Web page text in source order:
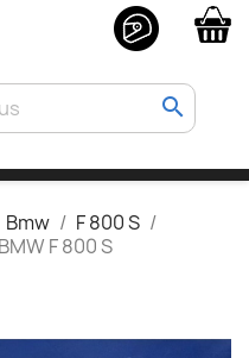
search
Bmw
F 800 S
F 800 S